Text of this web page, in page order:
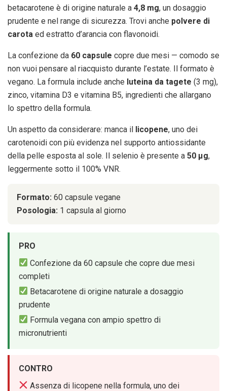
betacarotene è di origine naturale a 4,8 mg, un dosaggio
prudente e nel range di sicurezza. Trovi anche polvere di
carota ed estratto d’arancia con flavonoidi.
La confezione da 60 capsule copre due mesi — comodo se
non vuoi pensare al riacquisto durante l’estate. Il formato è
vegano. La formula include anche luteina da tagete (3 mg),
zinco, vitamina D3 e vitamina B5, ingredienti che allargano
lo spettro della formula.
Un aspetto da considerare: manca il licopene, uno dei
carotenoidi con più evidenza nel supporto antiossidante
della pelle esposta al sole. Il selenio è presente a 50 μg,
leggermente sotto il 100% VNR.
Formato: 60 capsule vegane
Posologia: 1 capsula al giorno
PRO
Confezione da 60 capsule che copre due mesi
completi
Betacarotene di origine naturale a dosaggio
prudente
Formula vegana con ampio spettro di
micronutrienti
CONTRO
Assenza di licopene nella formula, uno dei